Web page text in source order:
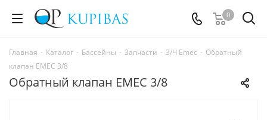
0
Главная - Каталог - Бассейны - Запчасти - З/Ч Emec - Обратный
клапан EMEC 3/8
Обратный клапан EMEC 3/8